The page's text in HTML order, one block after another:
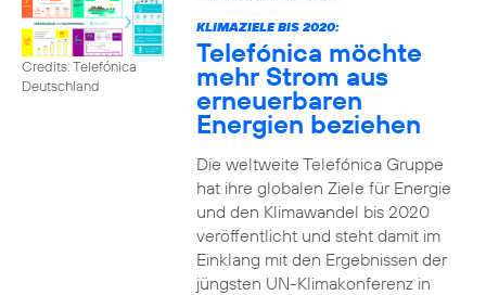
Credits: Telefónica
Deutschland
KLIMAZIELE BIS 2020:
Telefónica möchte
mehr Strom aus
erneuerbaren
Energien beziehen
Die weltweite Telefónica Gruppe
hat ihre globalen Ziele für Energie
und den Klimawandel bis 2020
veröffentlicht und steht damit im
Einklang mit den Ergebnissen der
jüngsten UN-Klimakonferenz in